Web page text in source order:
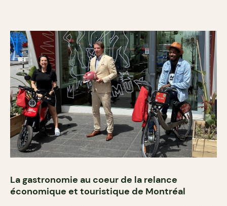
La gastronomie au coeur de la relance
économique et touristique de Montréal